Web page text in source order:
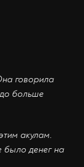
говорила
больше
акулам.
было денег на